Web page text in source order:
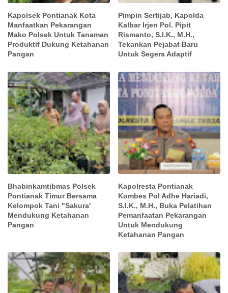
Kapolsek Pontianak Kota
Manfaatkan Pekarangan
Mako Polsek Untuk Tanaman
Produktif Dukung Ketahanan
Pangan
Pimpin Sertijab, Kapolda
Kalbar Irjen Pol. Pipit
Rismanto, S.I.K., M.H.,
Tekankan Pejabat Baru
Untuk Segera Adaptif
Bhabinkamtibmas Polsek
Pontianak Timur Bersama
Kelompok Tani "Sakura'
Mendukung Ketahanan
Pangan
Kapolresta Pontianak
Kombes Pol Adhe Hariadi,
S.I.K., M.H., Buka Pelatihan
Pemanfaatan Pekarangan
Untuk Mendukung
Ketahanan Pangan